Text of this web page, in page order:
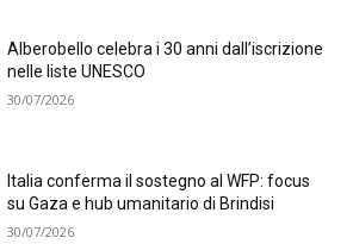
Alberobello celebra i 30 anni dall’iscrizione
nelle liste UNESCO
30/07/2026
Italia conferma il sostegno al WFP: focus
su Gaza e hub umanitario di Brindisi
30/07/2026